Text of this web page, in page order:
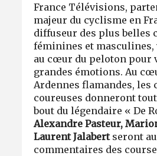
France Télévisions,
majeur du cyclisme en
diffuseur des plus belles
féminines et masculines,
au cœur du peloton pour
grandes émotions. Au
Ardennes flamandes, les
coureuses donneront
bout du légendaire « De
Alexandre Pasteur,
Laurent Jalabertseront
commentaires des